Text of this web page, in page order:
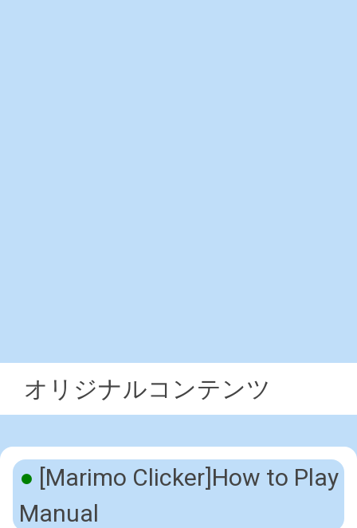
オリジナルコンテンツ
[Marimo Clicker]How to Play
Manual